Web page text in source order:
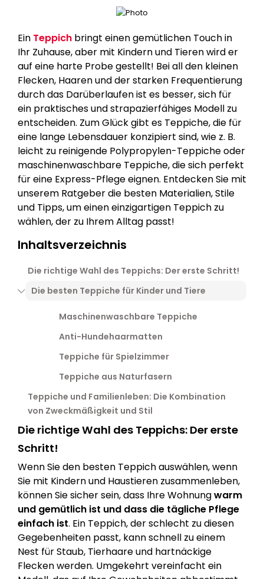
Ein Teppich bringt einen gemütlichen Touch in
Ihr Zuhause, aber mit Kindern und Tieren wird er
auf eine harte Probe gestellt! Bei all den kleinen
Flecken, Haaren und der starken Frequentierung
durch das Darüberlaufen ist es besser, sich für
ein praktisches und strapazierfähiges Modell zu
entscheiden. Zum Glück gibt es Teppiche, die für
eine lange Lebensdauer konzipiert sind, wie z. B.
leicht zu reinigende Polypropylen-Teppiche oder
maschinenwaschbare Teppiche, die sich perfekt
für eine Express-Pflege eignen. Entdecken Sie mit
unserem Ratgeber die besten Materialien, Stile
und Tipps, um einen einzigartigen Teppich zu
wählen, der zu Ihrem Alltag passt!
Inhaltsverzeichnis
Die richtige Wahl des Teppichs: Der erste Schritt!
Die besten Teppiche für Kinder und Tiere
Maschinenwaschbare Teppiche
Anti-Hundehaarmatten
Teppiche für Spielzimmer
Teppiche aus Naturfasern
Teppiche und Familienleben: Die Kombination
von Zweckmäßigkeit und Stil
Die richtige Wahl des Teppichs: Der erste
Schritt!
Wenn Sie den besten Teppich auswählen, wenn
Sie mit Kindern und Haustieren zusammenleben,
können Sie sicher sein, dass Ihre Wohnungwarm
und gemütlich ist und dass die tägliche Pflege
einfach ist. Ein Teppich, der schlecht zu diesen
Gegebenheiten passt, kann schnell zu einem
Nest für Staub, Tierhaare und hartnäckige
Flecken werden. Umgekehrt vereinfacht ein